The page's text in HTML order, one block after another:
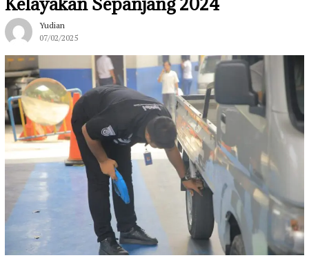
Yudian
07/02/2025